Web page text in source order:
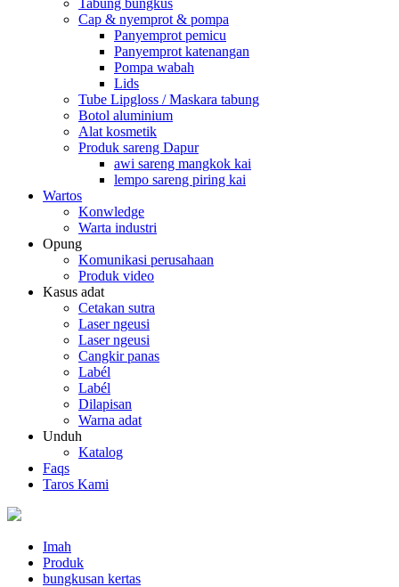
Tabung bungkus
Cap & nyemprot & pompa
Panyemprot pemicu
Panyemprot katenangan
Pompa wabah
Lids
Tube Lipgloss / Maskara tabung
Botol aluminium
Alat kosmetik
Produk sareng Dapur
awi sareng mangkok kai
lempo sareng piring kai
Wartos
Konwledge
Warta industri
Opung
Komunikasi perusahaan
Produk video
Kasus adat
Cetakan sutra
Laser ngeusi
Laser ngeusi
Cangkir panas
Labél
Labél
Dilapisan
Warna adat
Unduh
Katalog
Faqs
Taros Kami
Imah
Produk
bungkusan kertas